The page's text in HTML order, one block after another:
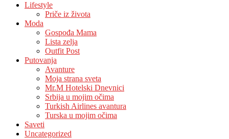
Lifestyle
Priče iz života
Moda
Gospođa Mama
Lista zelja
Outfit Post
Putovanja
Avanture
Moja strana sveta
Mr.M Hotelski Dnevnici
Srbija u mojim očima
Turkish Airlines avantura
Turska u mojim očima
Saveti
Uncategorized